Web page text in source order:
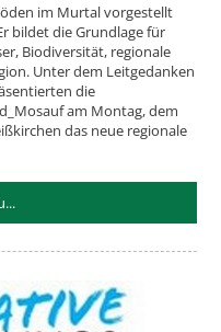
im Murtal vorgestellt
bildet die Grundlage für
Biodiversität, regionale
Unter dem Leitgedanken
die
am Montag, dem
das neue regionale